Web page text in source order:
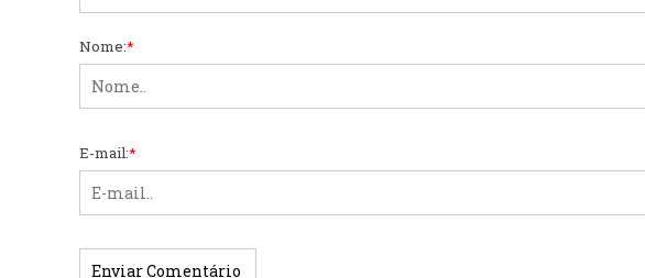
Nome:*
E-mail:*